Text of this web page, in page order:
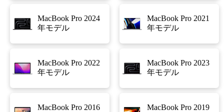
MacBook Pro 2024
年モデル
MacBook Pro 2021
年モデル
MacBook Pro 2022
年モデル
MacBook Pro 2023
年モデル
MacBook Pro 2016
MacBook Pro 2019